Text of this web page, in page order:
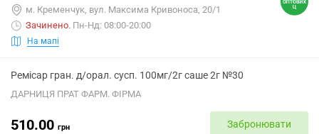
м. Кременчук, вул. Максима Кривоноса, 20/1
Зачинено. Пн-Нд: 08:00-20:00
На мапі
Ремісар гран. д/орал. сусп. 100мг/2г саше 2г №30
ДАРНИЦЯ ПРАТ ФАРМ. ФІРМА
510.00 грн Забронювати